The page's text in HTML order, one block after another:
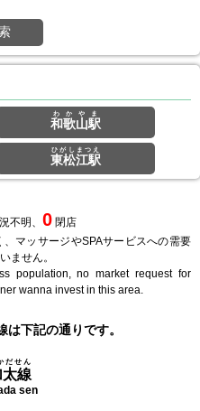
和歌山駅
わかやま
東松江駅
ひがしまつえ
不明、 0 閉店
マッサージやSPAサービスへの需要
ません。
population, no market request for
wanna invest in this area.
下記の通りです。
線
だせん
sen